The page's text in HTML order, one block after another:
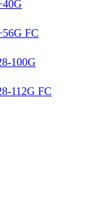
FC
100G
112G FC